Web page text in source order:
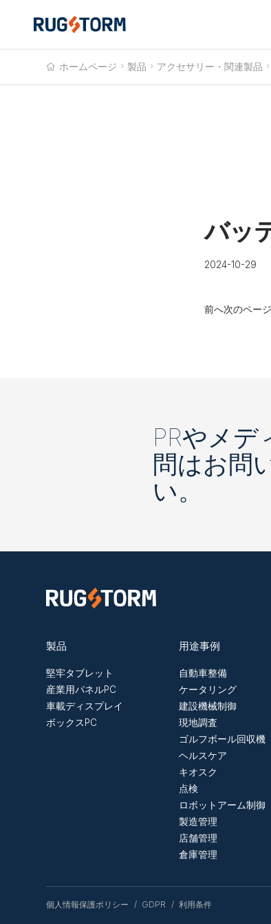
ホームページ 製品  アクセサリー・関連製品 
バッ
2024-10-29
前へ次のページ
PRやメ
問はお問
い。
製品
堅牢タブレット
産業用パネルPC
車載ディスプレイ
ボックスPC
用途事例
自動車整備
ケータリング
建設機械制御
現地調査
ゴルフボール回収機
ヘルスケア
キオスク
点検
ロボットアーム制御
製造管理
店舗管理
倉庫管理
個人情報保護ポリシー GDPR 利用条件